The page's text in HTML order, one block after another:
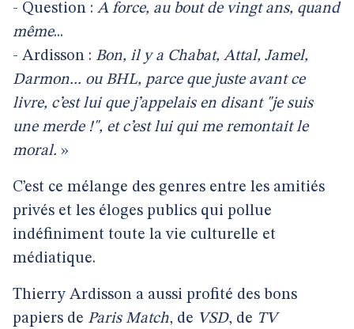
- Question : A force, au bout de vingt ans, quand
même...
- Ardisson : Bon, il y a Chabat, Attal, Jamel,
Darmon... ou BHL, parce que juste avant ce
livre, c’est lui que j’appelais en disant "je suis
une merde !", et c’est lui qui me remontait le
moral. »
C’est ce mélange des genres entre les amitiés
privés et les éloges publics qui pollue
indéfiniment toute la vie culturelle et
médiatique.
Thierry Ardisson a aussi profité des bons
papiers de Paris Match, de VSD, de TV